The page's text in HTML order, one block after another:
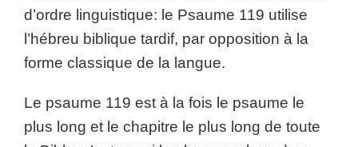
d’ordre linguistique: le Psaume 119 utilise
l’hébreu biblique tardif, par opposition à la
forme classique de la langue.
Le psaume 119 est à la fois le psaume le
plus long et le chapitre le plus long de toute